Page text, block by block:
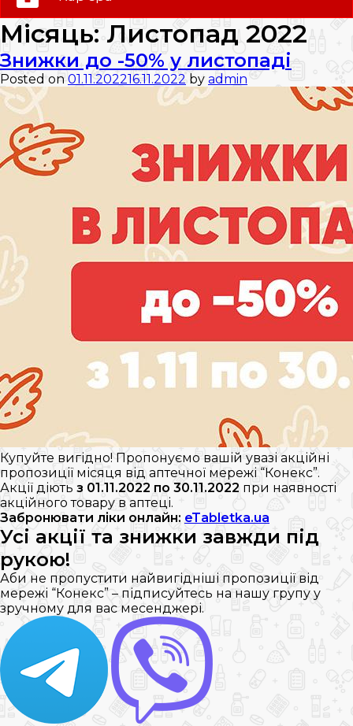
Слідкуй за нами:
Місяць: Листопад 2022
Знижки до -50% у листопаді
Posted on 01.11.202216.11.2022 by admin
Купуйте вигідно! Пропонуємо вашій увазі акційні
пропозиції місяця від аптечної мережі “Конекс”.
Акції діють з 01.11.2022 по 30.11.2022 при наявності
акційного товару в аптеці.
Забронювати ліки онлайн: eTabletka.ua
Усі акції та знижки завжди під
рукою!
Аби не пропустити найвигідніші пропозиції від
мережі “Конекс” – підписуйтесь на нашу групу у
зручному для вас месенджері.